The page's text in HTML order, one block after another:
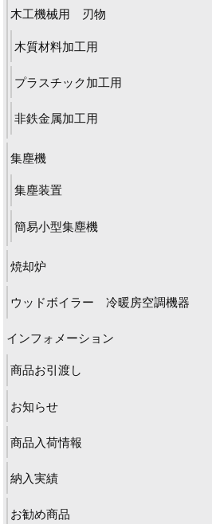
木工機械用 刃物
木質材料加工用
プラスチック加工用
非鉄金属加工用
集塵機
集塵装置
簡易小型集塵機
焼却炉
ウッドボイラー 冷暖房空調機器
インフォメーション
商品お引渡し
お知らせ
商品入荷情報
納入実績
お勧め商品